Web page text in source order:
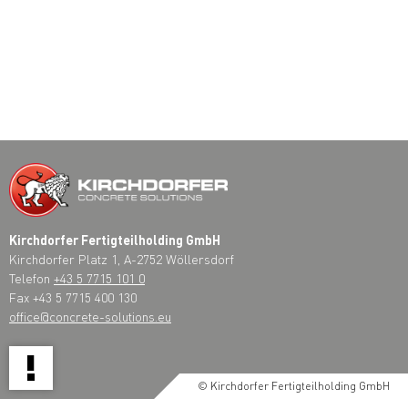
Kirchdorfer Fertigteilholding GmbH
Kirchdorfer Platz 1, A-2752 Wöllersdorf
Telefon +43 5 7715 101 0
Fax +43 5 7715 400 130
office@concrete-solutions.eu
© Kirchdorfer Fertigteilholding GmbH
!